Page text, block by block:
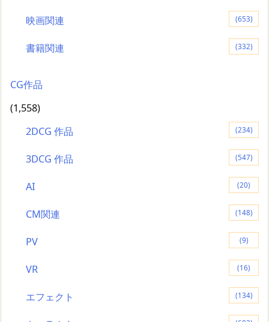
映画関連 (653)
書籍関連 (332)
CG作品
(1,558)
2DCG 作品
(234)
3DCG 作品 (547)
AI (20)
CM関連 (148)
PV (9)
VR (16)
エフェクト (134)